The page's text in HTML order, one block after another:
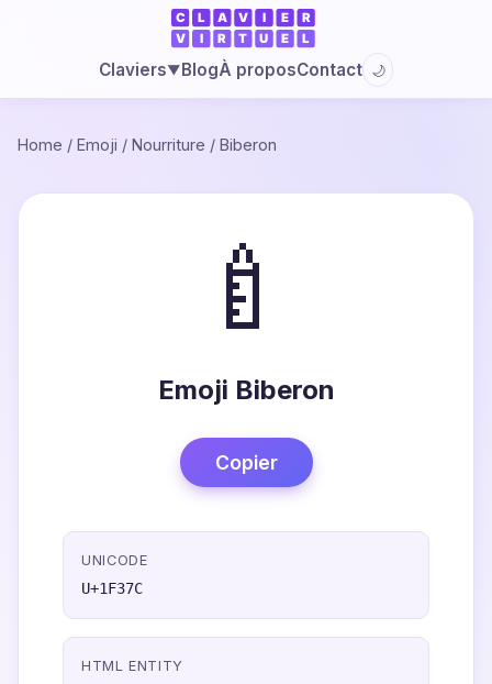
Claviers▼BlogÀ proposContact 🌙
Home / Emoji / Nourriture / Biberon
🍼
Emoji Biberon
Copier
UNICODE
U+1F37C
HTML ENTITY